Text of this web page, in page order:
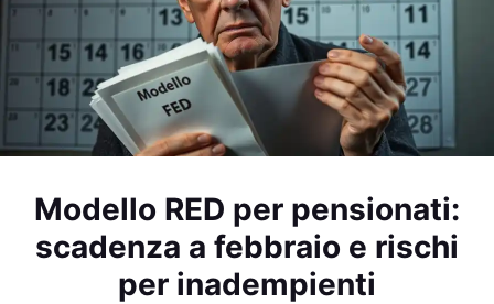
Modello RED per pensionati:
scadenza a febbraio e rischi
per inadempienti